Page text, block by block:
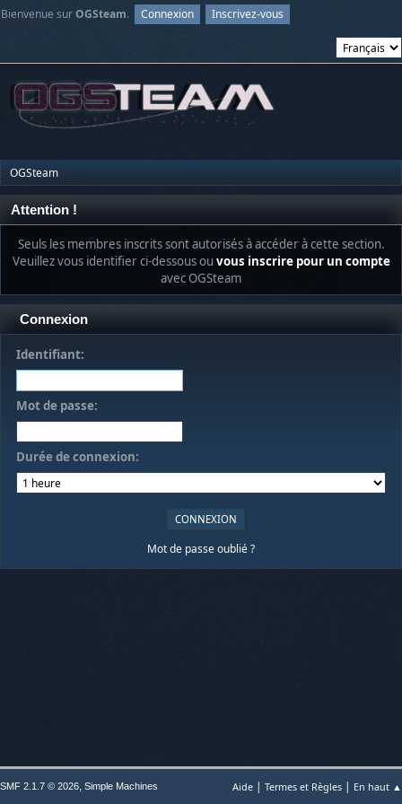
Bienvenue surOGSteam. Connexion Inscrivez-vous
OGSteam
Attention !
Seuls les membres inscrits sont autorisés à accéder à cette section.
Veuillez vous identifier ci-dessous ou vous inscrire pour un compte
avec OGSteam
Connexion
Identifiant:
Mot de passe:
Durée de connexion:
Mot de passe oublié ?
Aide | Termes et Règles | En haut ▲
SMF 2.1.7 © 2026, Simple Machines